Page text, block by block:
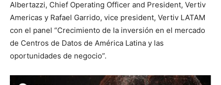
Albertazzi, Chief Operating Officer and President, Vertiv
Americas y Rafael Garrido, vice president, Vertiv LATAM
con el panel “Crecimiento de la inversión en el mercado
de Centros de Datos de América Latina y las
oportunidades de negocio”.